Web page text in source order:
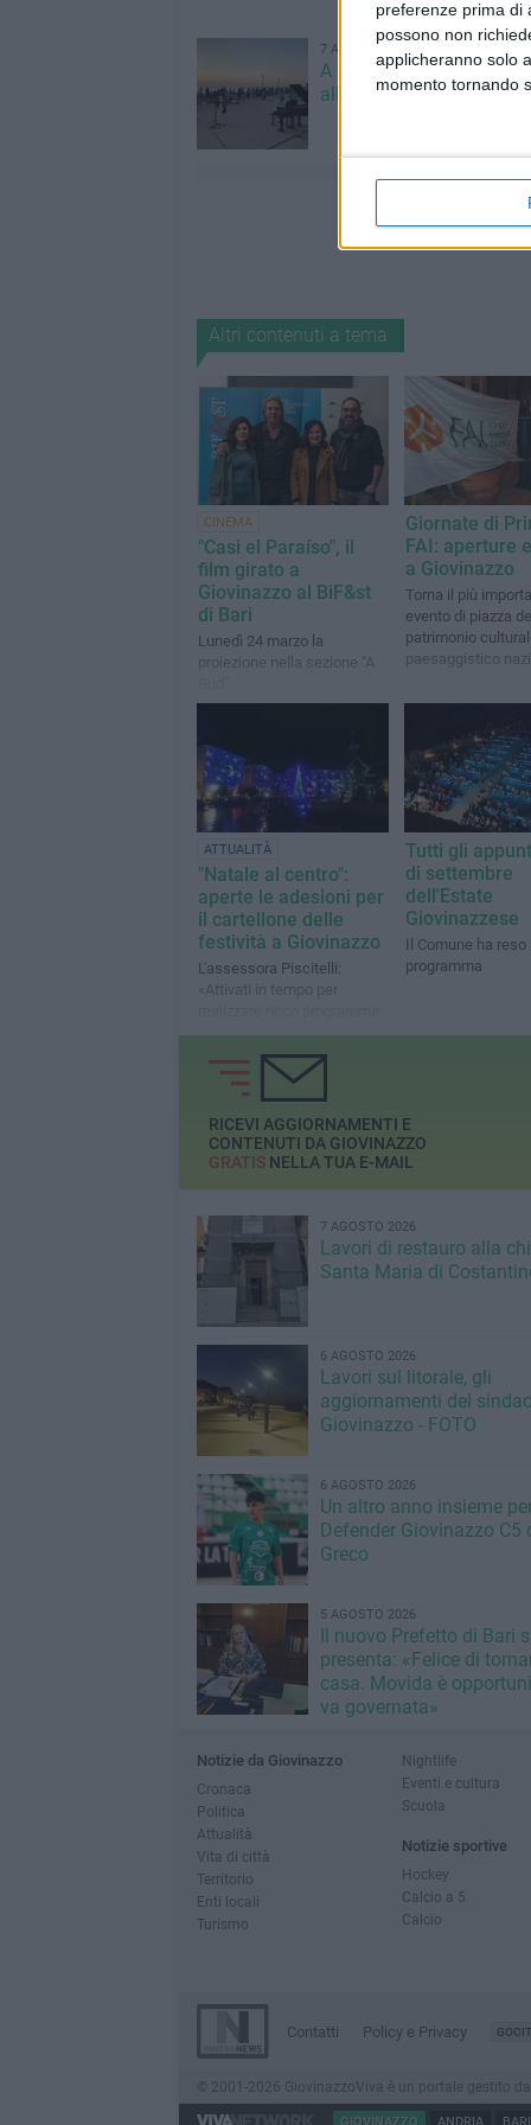
preferenze prima di
possono non
applicheranno solo
momento tornando
7 AGOSTO 2026
A Giovinazzo c'è il
all'Alba
Altri contenuti a tema
CINEMA
"Casi el Paraíso", il
film girato a
Giovinazzo al BiF&st
di Bari
Lunedì 24 marzo la
proiezione nella sezione "A
Giornate di
FAI: aperture
a Giovinazzo
Torna il più
evento di piazza
patrimonio
paesaggistico
ATTUALITÀ
"Natale al centro":
aperte le adesioni per
il cartellone delle
festività a Giovinazzo
L'assessora Piscitelli:
«Attivati in tempo per
che coinvolga associazioni,
terzo settore e commercio»
Tutti gli
di settembre
dell'Estate
Giovinazzese
Il Comune ha reso
programma
RICEVI AGGIORNAMENTI E
CONTENUTI DA GIOVINAZZO
GRATISNELLA TUA E-MAIL
7 AGOSTO 2026
Lavori di restauro alla
Santa Maria di
6 AGOSTO 2026
Lavori sul litorale, gli
aggiornamenti del
Giovinazzo - FOTO
6 AGOSTO 2026
Un altro anno insieme
Defender Giovinazzo C5
Greco
5 AGOSTO 2026
Il nuovo Prefetto di Bari
presenta: «Felice di
casa. Movida è
va governata»
Notizie da Giovinazzo
Cronaca
Politica
Attualità
Vita di città
Territorio
Enti locali
Turismo
Nightlife
Eventi e cultura
Scuola
Notizie sportive
Hockey
Calcio a 5
Calcio
Contatti Policy e Privacy
© 2001-2026 GiovinazzoViva è un portale gestito